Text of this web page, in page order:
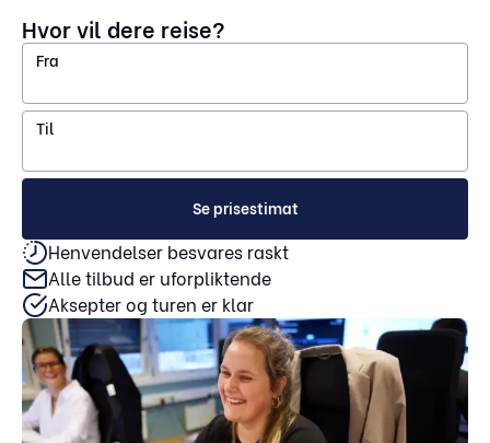
Hvor vil dere reise?
Fra
Til
Se prisestimat
Henvendelser besvares raskt
Alle tilbud er uforpliktende
Aksepter og turen er klar